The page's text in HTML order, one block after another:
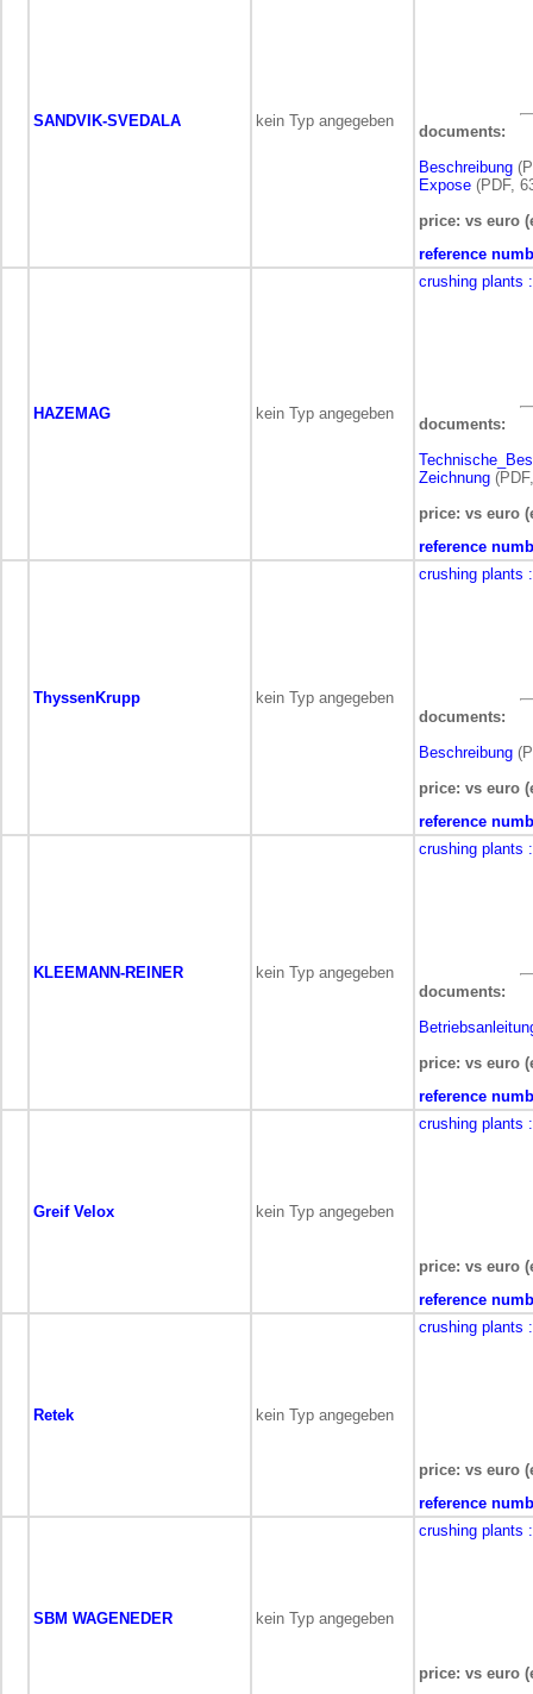
SANDVIK-SVEDALA kein Typ angegeben
documents:
Beschreibung
Expose (PDF,
price: vs euro
reference
HAZEMAG kein Typ angegeben
crushing plants
documents:
Zeichnung
price: vs euro
reference
ThyssenKrupp kein Typ angegeben
crushing plants
documents:
Beschreibung
price: vs euro
reference
KLEEMANN-REINER kein Typ angegeben
crushing plants
documents:
price: vs euro
reference
Greif Velox kein Typ angegeben
crushing plants
price: vs euro
reference
Retek kein Typ angegeben
crushing plants
price: vs euro
reference
SBM WAGENEDER kein Typ angegeben
crushing plants
price: vs euro